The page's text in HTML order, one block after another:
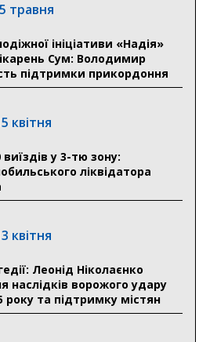
перша група оздоровилася
115 компенсацій на
на 6,6 млн грн
Пенсійний фонд
допомогу на зиму
виплату пенсій: у
20 полеглих Героїв
травня
ініціативи «Надія»
Сум: Володимир
підтримки прикордоння
квітня
у 3-тю зону:
ліквідатора
квітня
Леонід Ніколаєнко
наслідків ворожого удару
року та підтримку містян